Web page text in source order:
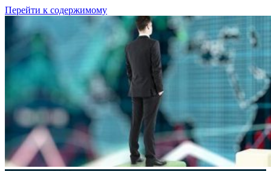
Перейти к содержимому